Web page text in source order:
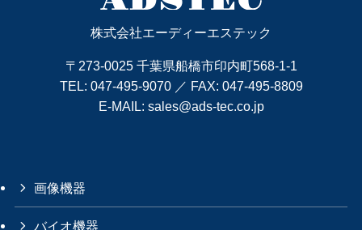
株式会社エーディーエステック
〒273-0025 千葉県船橋市印内町568-1-1
TEL: 047-495-9070／ FAX: 047-495-8809
E-MAIL: sales@ads-tec.co.jp
画像機器
バイオ機器